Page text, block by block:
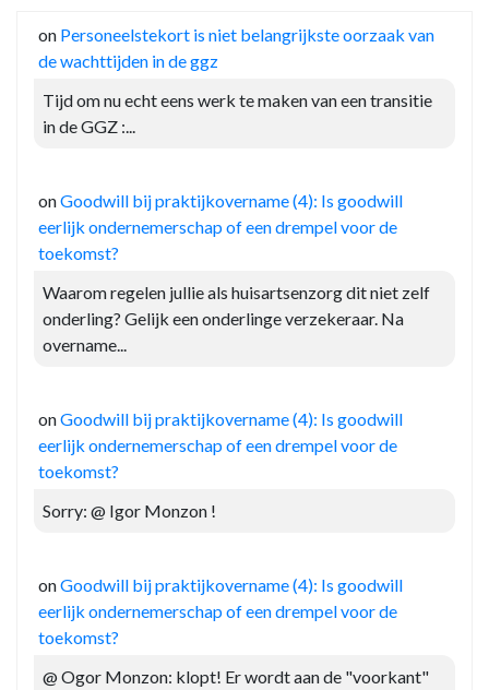
on Personeelstekort is niet belangrijkste oorzaak van
de wachttijden in de ggz
Tijd om nu echt eens werk te maken van een transitie
in de GGZ :...
onGoodwill bij praktijkovername (4): Is goodwill
eerlijk ondernemerschap of een drempel voor de
toekomst?
Waarom regelen jullie als huisartsenzorg dit niet zelf
onderling? Gelijk een onderlinge verzekeraar. Na
overname...
onGoodwill bij praktijkovername (4): Is goodwill
eerlijk ondernemerschap of een drempel voor de
toekomst?
Sorry: @ Igor Monzon !
onGoodwill bij praktijkovername (4): Is goodwill
eerlijk ondernemerschap of een drempel voor de
toekomst?
@ Ogor Monzon: klopt! Er wordt aan de "voorkant"